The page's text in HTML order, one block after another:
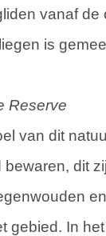
vanaf de
is
Reserve
van dit
dit
gebied. In